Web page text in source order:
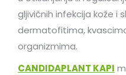
gljivičnih infekcija kože i
dermatofitima,
organizmima.
CANDIDAPLANT KAPI